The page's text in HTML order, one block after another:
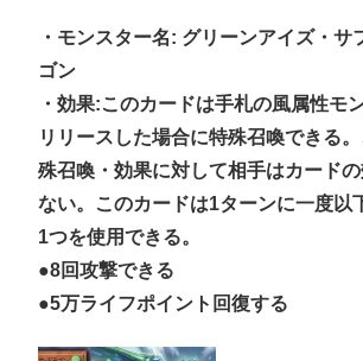
・モンスター名: グリーンアイズ・サ
ゴン
・効果:このカードは手札の風属性モ
リリースした場合に特殊召喚できる
殊召喚・効果に対して相手はカード
ない。このカードは1ターンに一度以
1つを使用できる。
●8回攻撃できる
●5万ライフポイント回復する